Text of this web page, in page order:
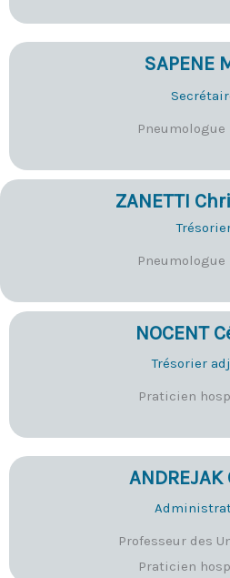
SAPENE
ZANETTI
NOCENT
Trésorier
Praticien
Professeur des
Praticien